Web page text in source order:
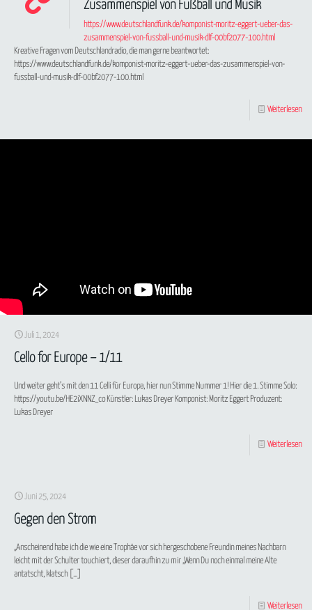
Zusammenspiel von Fußball und Musik
https://www.deutschlandfunk.de/komponist-moritz-eggert-ueber-das-
zusammenspiel-von-fussball-und-musik-dlf-00bf2077-100.html
Kreative Fragen vom Deutschlandradio, die man gerne beantwortet:
https://www.deutschlandfunk.de/komponist-moritz-eggert-ueber-das-zusammenspiel-von-
fussball-und-musik-dlf-00bf2077-100.html
Weiterlesen
Juli 1, 2024
Cello for Europe – 1/11
Und weiter geht’s mit den 11 Celli für Europa, hier nun Stimme Nummer 1! Hier die 1. Stimme Solo:
https://youtu.be/HE2iXNNZ_co Künstler: Lukas Dreyer Komponist: Moritz Eggert Produzent:
Lukas Dreyer
Weiterlesen
Juni 25, 2024
Gegen den Strom
„Anscheinend habe ich die wie eine Trophäe vor sich hergeschobene Freundin meines Nachbarn
leicht mit der Schulter touchiert, dieser daraufhin zu mir „Wenn Du noch einmal meine Alte
antatscht, klatsch[…]
Weiterlesen